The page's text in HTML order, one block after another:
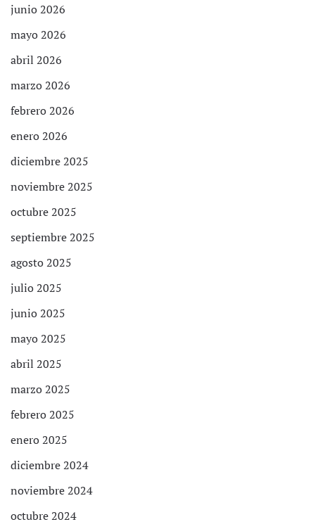
junio 2026
mayo 2026
abril 2026
marzo 2026
febrero 2026
enero 2026
diciembre 2025
noviembre 2025
octubre 2025
septiembre 2025
agosto 2025
julio 2025
junio 2025
mayo 2025
abril 2025
marzo 2025
febrero 2025
enero 2025
diciembre 2024
noviembre 2024
octubre 2024